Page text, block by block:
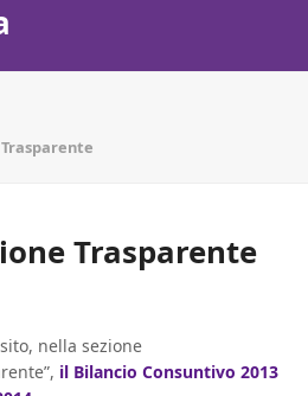
Trasparente
nella sezione
il Bilancio Consuntivo 2013